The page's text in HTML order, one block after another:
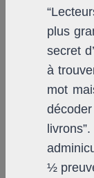
plus
secret
à
mot
½